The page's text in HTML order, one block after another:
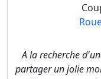
A la recherche
partager un jolie